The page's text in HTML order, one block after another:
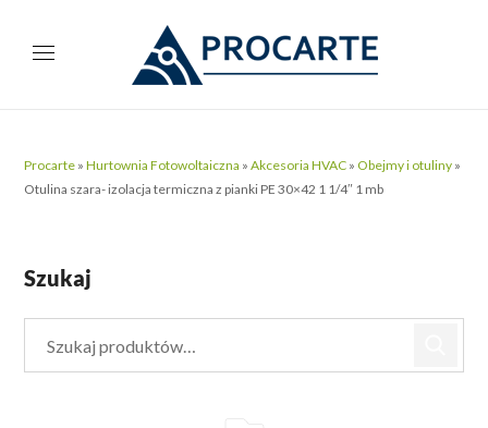
Procarte »Hurtownia Fotowoltaiczna »Akcesoria HVAC » Obejmy i otuliny »
Otulina szara- izolacja termiczna z pianki PE 30×42 1 1/4″ 1 mb
Szukaj